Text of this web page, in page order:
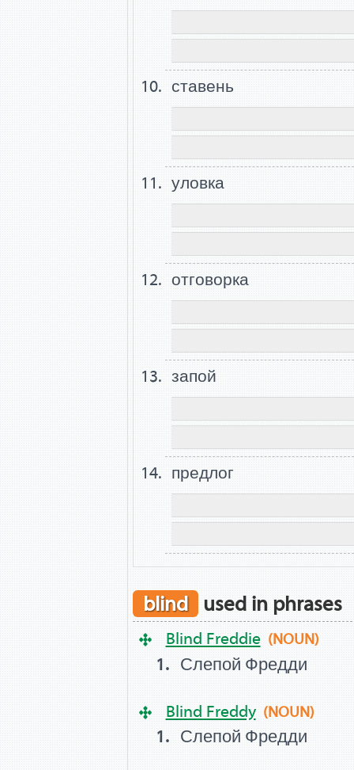
ставень
уловка
отговорка
запой
предлог
blind used in phrases
Blind Freddie (NOUN)
Слепой Фредди
Blind Freddy (NOUN)
Слепой Фредди